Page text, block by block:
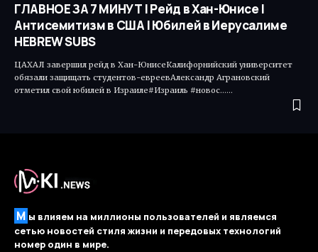
ГЛАВНОЕ ЗА 7 МИНУТ | Рейд в Хан-Юнисе |
Антисемитизм в США | Юбилей в Иерусалиме
HEBREW SUBS
ЦАХАЛ завершил рейд в Хан-ЮнисеКалифорнийский университет
обязали защищать студентов-евреевАлександр Аграновский
отметил свой юбилей в Израиле#Израиль #новос...…
М ы влияем на миллионы пользователей и являемся
сетью новостей стиля жизни и передовых технологий
номер один в мире.